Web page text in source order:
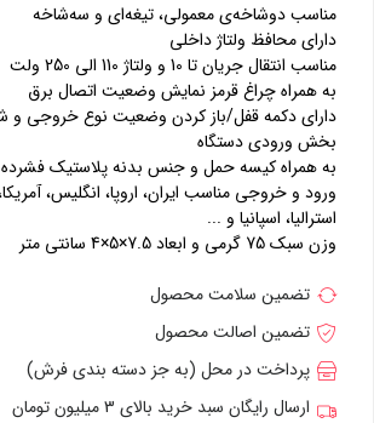
مناسب دوشاخه‌ی معمولی، تیغه‌ای و سه‌شاخه
دارای محافظ ولتاژ داخلی
مناسب انتقال جریان تا 10 و ولتاژ 110 الی 250 ولت
به همراه چراغ قرمز نمایش وضعیت اتصال برق
دارای دکمه قفل/باز کردن وضعیت نوع خروجی و
بخش ورودی دستگاه
به همراه کیسه حمل و جنس بدنه پلاستیک فشرده ABS با کیفیت
ورود و خروجی مناسب ایران، اروپا، انگلیس،
استرالیا، اسپانیا و ...
وزن سبک 75 گرمی و ابعاد 7.5×5×4 سانتی متر
تضمین سلامت محصول
تضمین اصالت محصول
پرداخت در محل (به جز دسته بندی فرش)
ارسال رایگان سبد خرید بالای 3 میلیون تومان